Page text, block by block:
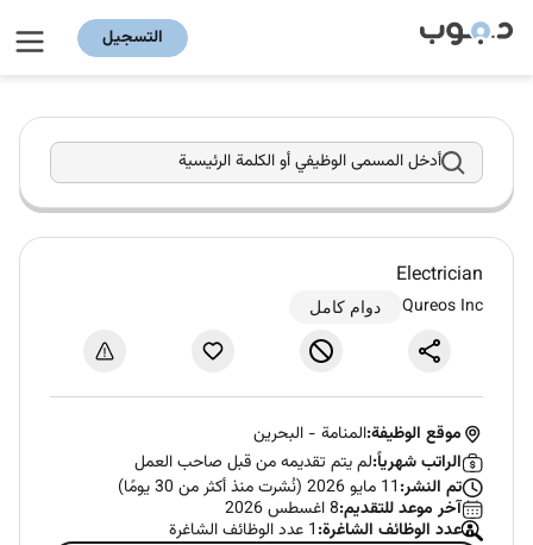
التسجيل
أدخل المسمى الوظيفي أو الكلمة الرئيسية
Electrician
Qureos Inc دوام كامل
موقع الوظيفة:المنامة - البحرين
الراتب شهرياً:لم يتم تقديمه من قبل صاحب العمل
تم النشر:11 مايو 2026 (نُشرت منذ أكثر من 30 يومًا)
آخر موعد للتقديم:8 اغسطس 2026
عدد الوظائف الشاغرة:1 عدد الوظائف الشاغرة